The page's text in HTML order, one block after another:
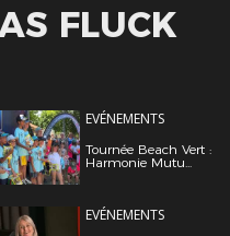
FLUCK
EVÉNEMENTS
Tournée Beach Vert :
Harmonie Mutu...
EVÉNEMENTS